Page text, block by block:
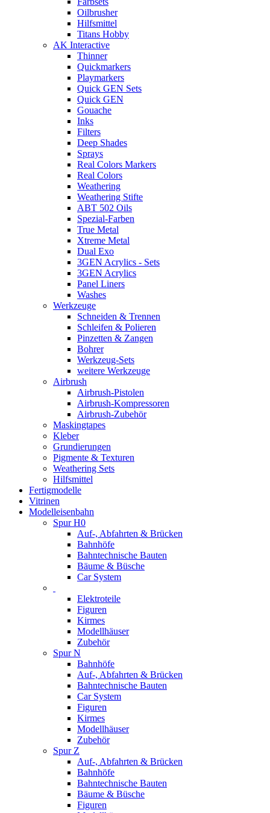
Oilbrusher
Hilfsmittel
Titans Hobby
AK Interactive
Thinner
Quickmarkers
Playmarkers
Quick GEN Sets
Quick GEN
Gouache
Inks
Filters
Deep Shades
Sprays
Real Colors Markers
Real Colors
Weathering
Weathering Stifte
ABT 502 Oils
Spezial-Farben
True Metal
Xtreme Metal
Dual Exo
3GEN Acrylics - Sets
3GEN Acrylics
Panel Liners
Washes
Werkzeuge
Schneiden & Trennen
Schleifen & Polieren
Pinzetten & Zangen
Bohrer
Werkzeug-Sets
weitere Werkzeuge
Airbrush
Airbrush-Pistolen
Airbrush-Kompressoren
Airbrush-Zubehör
Maskingtapes
Kleber
Grundierungen
Pigmente & Texturen
Weathering Sets
Hilfsmittel
Fertigmodelle
Vitrinen
Modelleisenbahn
Spur H0
Auf-, Abfahrten & Brücken
Bahnhöfe
Bahntechnische Bauten
Bäume & Büsche
Car System
Elektroteile
Figuren
Kirmes
Modellhäuser
Zubehör
Spur N
Bahnhöfe
Auf-, Abfahrten & Brücken
Bahntechnische Bauten
Car System
Figuren
Kirmes
Modellhäuser
Zubehör
Spur Z
Auf-, Abfahrten & Brücken
Bahnhöfe
Bahntechnische Bauten
Bäume & Büsche
Figuren